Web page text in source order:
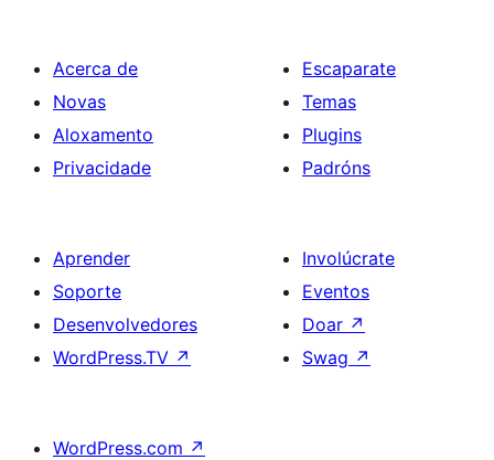
Acerca de
Novas
Aloxamento
Privacidade
Escaparate
Temas
Plugins
Padróns
Aprender
Soporte
Desenvolvedores
WordPress.TV ↗
Involúcrate
Eventos
Doar ↗
Swag ↗
WordPress.com ↗